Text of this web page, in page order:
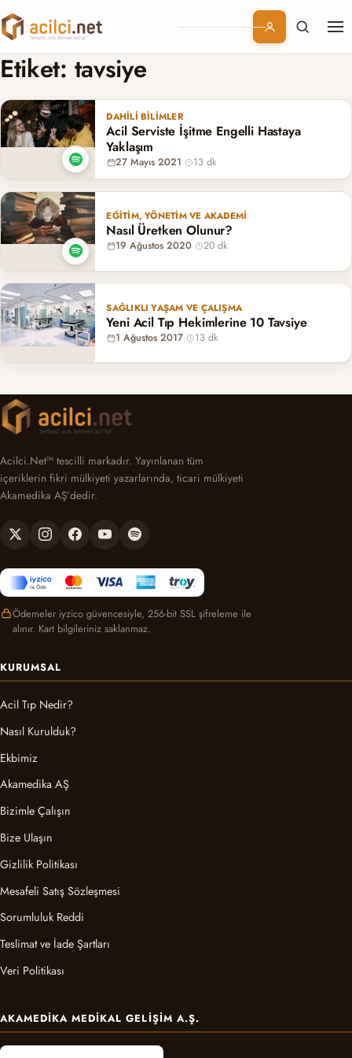
Branşlar
Konular
Kurumsal
Abonelik
Etiket: tavsiye
DAHILI BILIMLER
Acil Serviste İşitme Engelli Hastaya
Yaklaşım
27 Mayıs 2021· 13 dk
EĞITIM, YÖNETIM VE AKADEMI
Nasıl Üretken Olunur?
19 Ağustos 2020· 20 dk
SAĞLIKLI YAŞAM VE ÇALIŞMA
Yeni Acil Tıp Hekimlerine 10 Tavsiye
1 Ağustos 2017· 13 dk
Acilci.Net™ tescilli markadır. Yayınlanan tüm
içeriklerin fikri mülkiyeti yazarlarında, ticari mülkiyeti
Akamedika AŞ’dedir.
Ödemeler iyzico güvencesiyle, 256-bit SSL şifreleme ile
alınır. Kart bilgileriniz saklanmaz.
KURUMSAL
Acil Tıp Nedir?
Nasıl Kurulduk?
Ekbimiz
Akamedika AŞ
Bizimle Çalışın
Bize Ulaşın
Gizlilik Politikası
Mesafeli Satış Sözleşmesi
Sorumluluk Reddi
Teslimat ve İade Şartları
Veri Politikası
AKAMEDIKA MEDIKAL GELIŞIM A.Ş.